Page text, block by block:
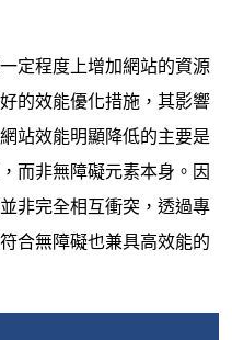
定程度上增加網站的資源
的效能優化措施，其影響
站效能明顯降低的主要是
而非無障礙元素本身。因
非完全相互衝突，透過專
合無障礙也兼具高效能的